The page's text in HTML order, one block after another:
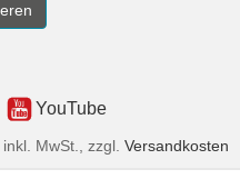
YouTube
inkl. MwSt., zzgl. Versandkosten